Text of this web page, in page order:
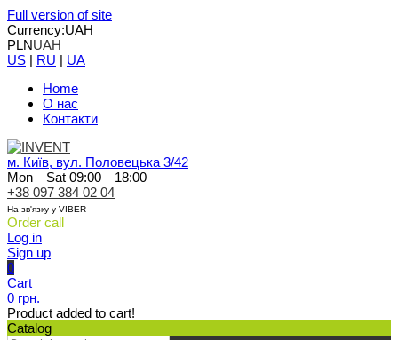
Full version of site
Currency:UAH
PLNUAH
US | RU | UA
Home
О нас
Контакти
м. Київ, вул. Половецька 3/42
Mon—Sat 09:00—18:00
+38 097 384 02 04
На зв'язку у VIBER
Order call
Log in
Sign up
0
Cart
0 грн.
Product added to cart!
Catalog